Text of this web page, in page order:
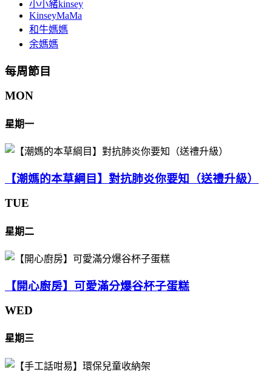
小小豬kinsey
KinseyMaMa
和牛媽媽
余媽媽
每周節目
MON
星期一
【潮媽的本草綱目】對抗肺炎你要知（送禮升級）
TUE
星期二
【開心廚房】可愛滿分爆谷杯子蛋糕
WED
星期三